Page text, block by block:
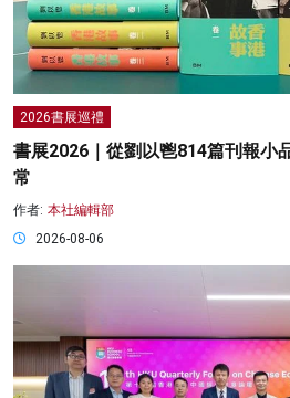
2026書展巡禮
書展2026｜從劉以鬯814篇刊報小
常
作者: 本社編輯部
2026-08-06